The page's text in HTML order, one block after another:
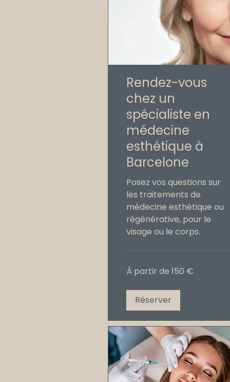
Rendez-vous
chez un
spécialiste en
médecine
esthétique à
Barcelone
Posez vos questions sur
les traitements de
médecine esthétique ou
régénérative, pour le
visage ou le corps.
À
partir
€
À partir de 150 €
Réserver